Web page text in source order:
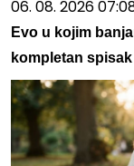
06. 08. 2026
Evo u kojim
kompletan